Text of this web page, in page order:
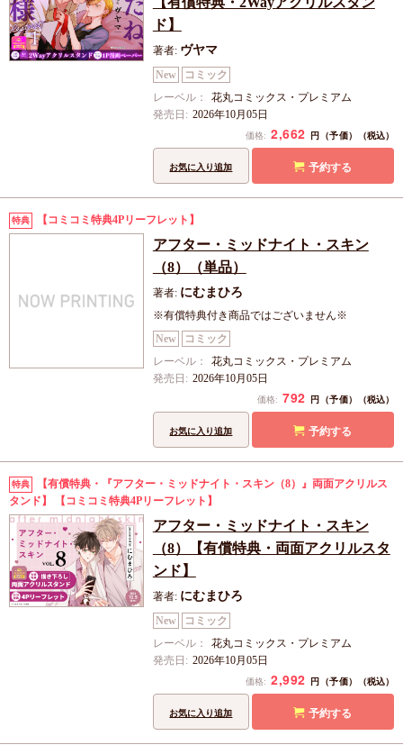
ド】
著者: ヴヤマ
New
コミック
レーベル：
花丸コミックス・プレミアム
発売日: 2026年10月05日
価格: 2,662 円（予価） （税込）
予約する
お気に入り追加
特典 【コミコミ特典4Pリーフレット】
アフター・ミッドナイト・スキン
（8）（単品）
著者: にむまひろ
※有償特典付き商品ではございません※
New
コミック
レーベル：
花丸コミックス・プレミアム
発売日: 2026年10月05日
価格: 792 円（予価） （税込）
予約する
お気に入り追加
特典
【有償特典・『アフター・ミッドナイト・スキン（8）』両面アクリルス
タンド】
【コミコミ特典4Pリーフレット】
アフター・ミッドナイト・スキン
（8）【有償特典・両面アクリルスタ
ンド】
著者: にむまひろ
New
コミック
レーベル：
花丸コミックス・プレミアム
発売日: 2026年10月05日
価格: 2,992 円（予価） （税込）
予約する
お気に入り追加